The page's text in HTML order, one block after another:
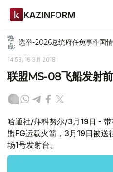
KAZINFORM
热
点: 选举-2026总统府任免事件国
14:53, 19 3月 2018
联盟MS-08飞船发射
哈通社/拜科努尔/3月19日 -
盟FG运载火箭，3月19日被
场1号发射台。